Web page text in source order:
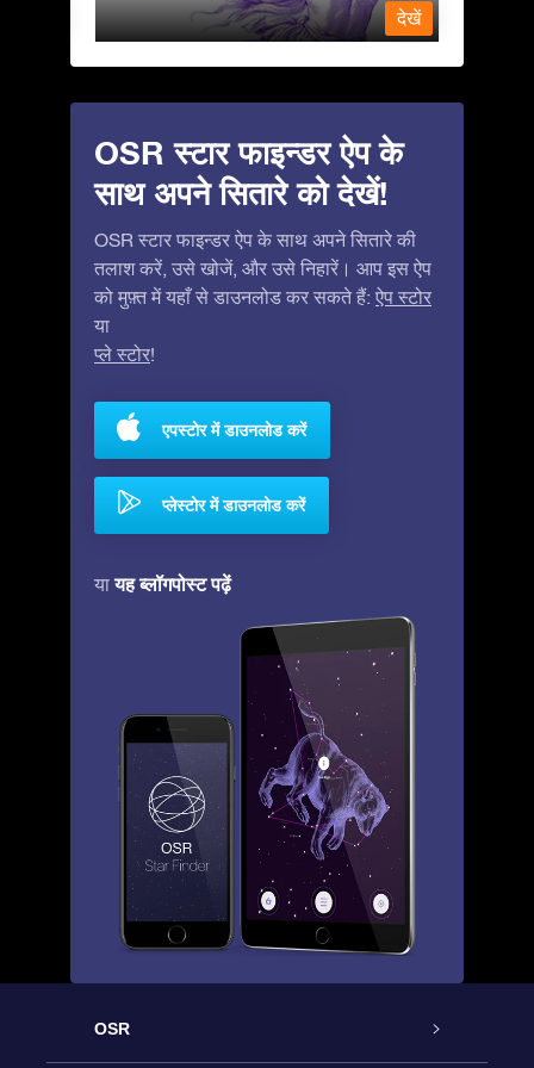
देखें
OSR स्टार फाइन्डर ऐप के
साथ अपने सितारे को देखें!
OSR स्टार फाइन्डर ऐप के साथ अपने सितारे की
तलाश करें, उसे खोजें, और उसे निहारें। आप इस ऐप
को मुफ़्त में यहाँ से डाउनलोड कर सकते हैं: ऐप स्टोर
या
प्ले स्टोर!
एपस्टोर में डाउनलोड करें
प्लेस्टोर में डाउनलोड करें
यायह ब्लॉगपोस्ट पढ़ें
OSR